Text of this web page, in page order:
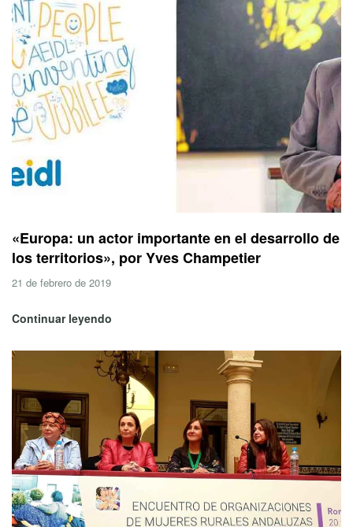
«Europa: un actor importante en el desarrollo de
los territorios», por Yves Champetier
21 de febrero de 2019
Continuar leyendo